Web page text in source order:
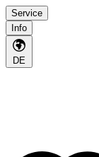
Service
Info
DE